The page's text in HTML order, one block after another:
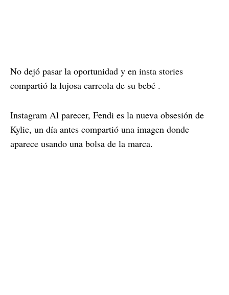
No dejó pasar la oportunidad y en insta stories
compartió la lujosa carreola de su bebé .
Instagram Al parecer, Fendi es la nueva obsesión de
Kylie, un día antes compartió una imagen donde
aparece usando una bolsa de la marca.